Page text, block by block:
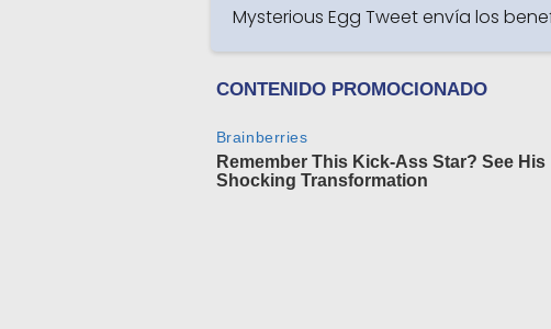
Mysterious Egg Tweet envía los